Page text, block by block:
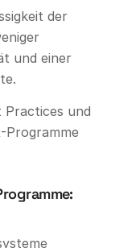
der
und einer
Practices und
Programme